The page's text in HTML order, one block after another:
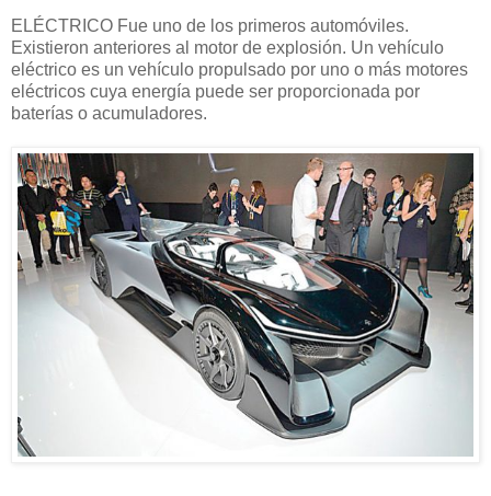
ELÉCTRICO Fue uno de los primeros automóviles.
Existieron anteriores al motor de explosión. Un vehículo
eléctrico es un vehículo propulsado por uno o más motores
eléctricos cuya energía puede ser proporcionada por
baterías o acumuladores.